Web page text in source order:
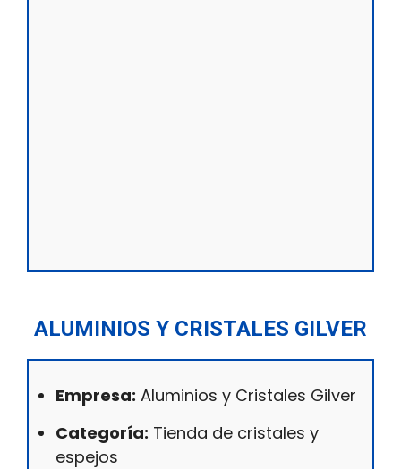
ALUMINIOS Y CRISTALES GILVER
Empresa: Aluminios y Cristales Gilver
Categoría: Tienda de cristales y
espejos